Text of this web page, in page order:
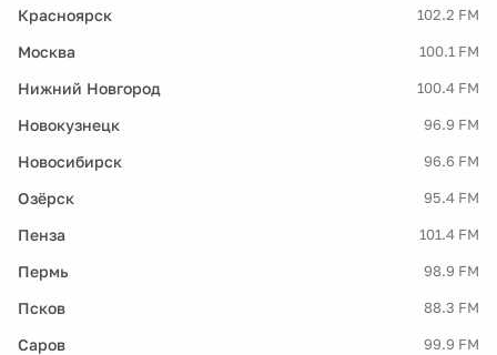
Красноярск 102.2 FM
Москва 100.1 FM
Нижний Новгород 100.4 FM
Новокузнецк 96.9 FM
Новосибирск 96.6 FM
Озёрск 95.4 FM
Пенза 101.4 FM
Пермь 98.9 FM
Псков 88.3 FM
Саров 99.9 FM